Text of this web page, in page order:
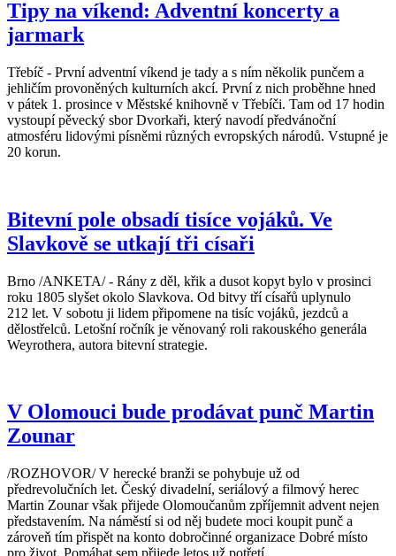
Tipy na víkend: Adventní koncerty a
jarmark
Třebíč - První adventní víkend je tady a s ním několik punčem a
jehličím provoněných kulturních akcí. První z nich proběhne hned
v pátek 1. prosince v Městské knihovně v Třebíči. Tam od 17 hodin
vystoupí pěvecký sbor Dvorkaři, který navodí předvánoční
atmosféru lidovými písněmi různých evropských národů. Vstupné je
20 korun.
Bitevní pole obsadí tisíce vojáků. Ve
Slavkově se utkají tři císaři
Brno /ANKETA/ - Rány z děl, křik a dusot kopyt bylo v prosinci
roku 1805 slyšet okolo Slavkova. Od bitvy tří císařů uplynulo
212 let. V sobotu ji lidem připomene na tisíc vojáků, jezdců a
dělostřelců. Letošní ročník je věnovaný roli rakouského generála
Weyrothera, autora bitevní strategie.
V Olomouci bude prodávat punč Martin
Zounar
/ROZHOVOR/ V herecké branži se pohybuje už od
předrevolučních let. Český divadelní, seriálový a filmový herec
Martin Zounar však přijede Olomoučanům zpříjemnit advent nejen
představením. Na náměstí si od něj budete moci koupit punč a
zároveň tím přispět na konto dobročinné organizace Dobré místo